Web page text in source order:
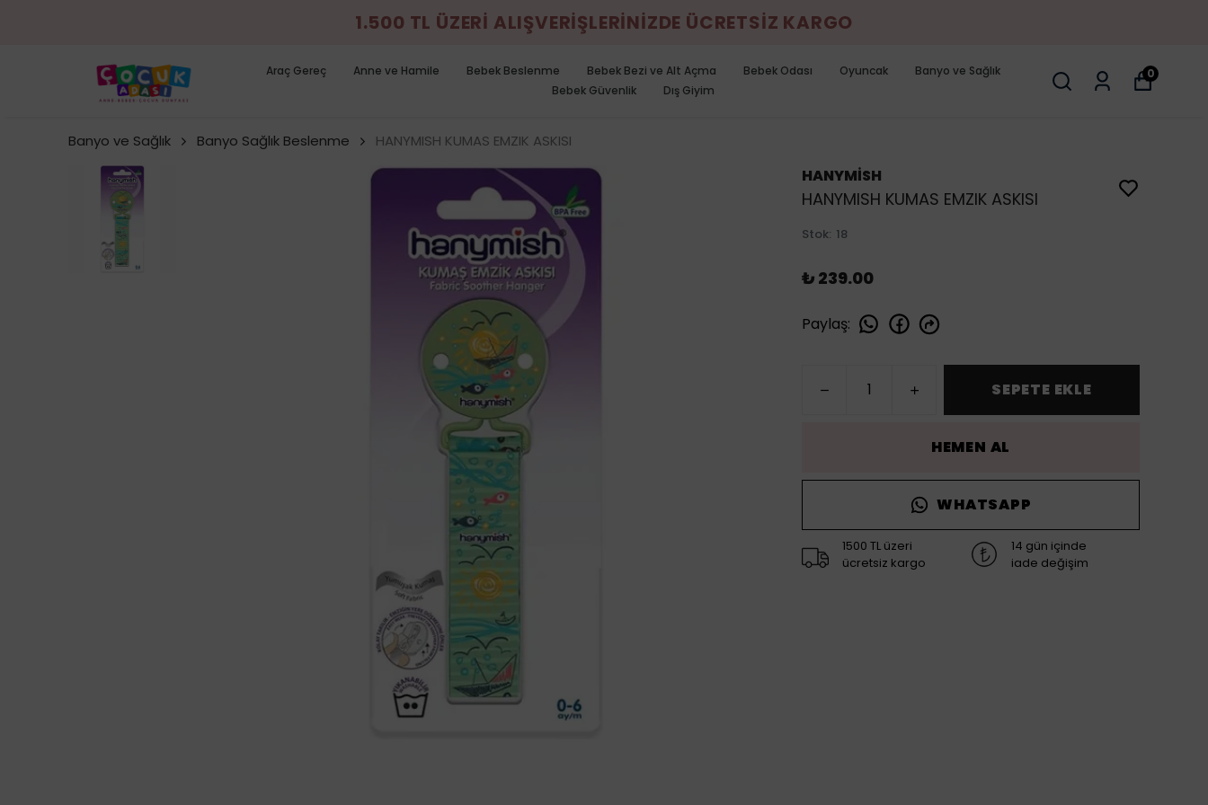
1.500 TL ÜZERİ ALIŞVERİŞLERİNİZDE ÜCRETSİZ KARGO
Araç Gereç Anne ve Hamile Bebek Beslenme Bebek Bezi ve Alt Açma Bebek Odası Oyuncak
Banyo ve Sağlık
Bebek Güvenlik
Dış Giyim
0
Banyo ve Sağlık Banyo Sağlık Beslenme HANYMISH KUMAS EMZIK ASKISI
HANYMİSH
HANYMISH KUMAS EMZIK ASKISI
Stok: 18
₺ 239.00
Paylaş:
SEPETE EKLE
HEMEN AL
WHATSAPP
1500 TL üzeri
ücretsiz kargo
14 gün içinde
iade değişim